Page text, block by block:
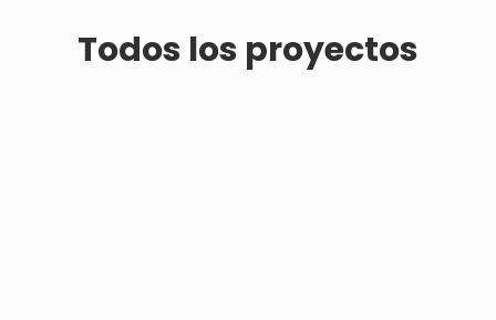
Todos los proyectos